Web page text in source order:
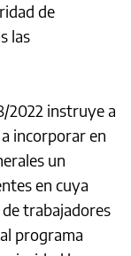
de
las
2022 instruye a
incorporar en
un
en cuya
trabajadores
programa